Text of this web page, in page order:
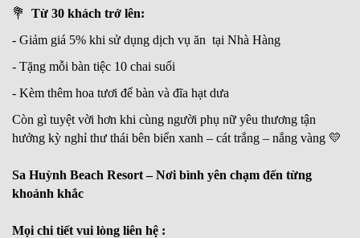
💐 Từ 30 khách trở lên:
- Giảm giá 5% khi sử dụng dịch vụ ăn tại Nhà Hàng
- Tặng mỗi bàn tiệc 10 chai suối
- Kèm thêm hoa tươi để bàn và đĩa hạt dưa
Còn gì tuyệt vời hơn khi cùng người phụ nữ yêu thương tận
hưởng kỳ nghỉ thư thái bên biển xanh – cát trắng – nắng vàng 💛
Sa Huỳnh Beach Resort – Nơi bình yên chạm đến từng
khoảnh khắc
Mọi chi tiết vui lòng liên hệ :